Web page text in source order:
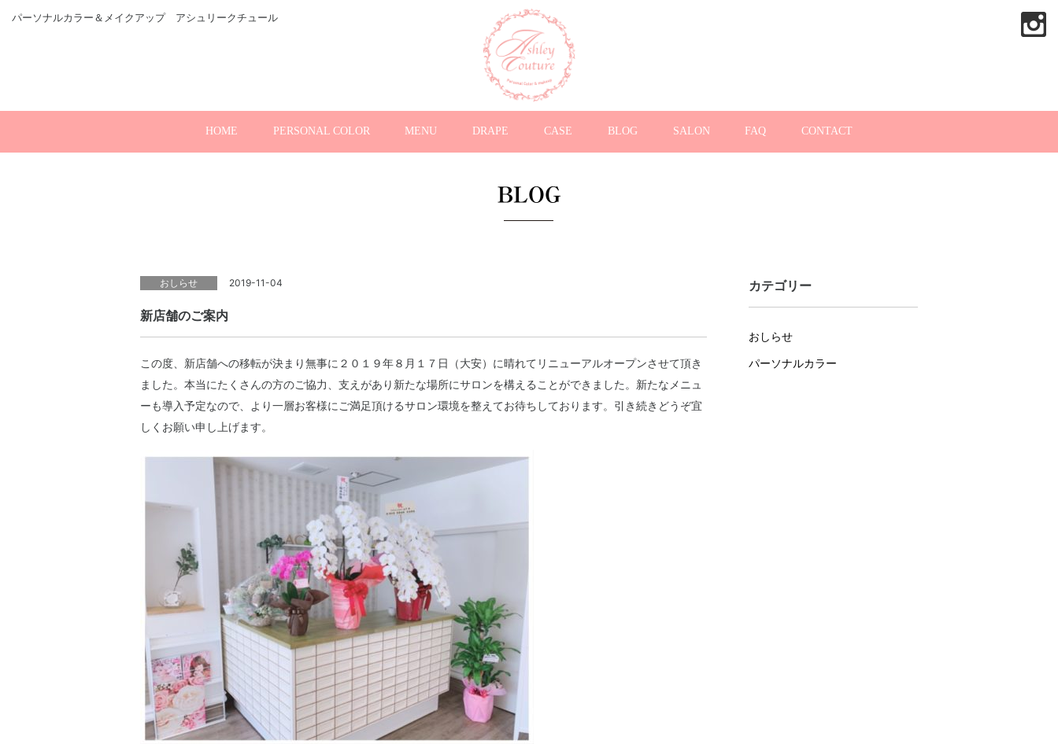
パーソナルカラー＆メイクアップ アシュリークチュール
HOME PERSONAL COLOR MENU DRAPE CASE BLOG SALON FAQ CONTACT
おしらせ 2019-11-04
新店舗のご案内
この度、新店舗への移転が決まり無事に２０１９年８月１７日（大安）に晴れてリニューアルオープンさせて頂き
ました。本当にたくさんの方のご協力、支えがあり新たな場所にサロンを構えることができました。新たなメニュ
ーも導入予定なので、より一層お客様にご満足頂けるサロン環境を整えてお待ちしております。引き続きどうぞ宜
しくお願い申し上げます。
カテゴリー
おしらせ
パーソナルカラー